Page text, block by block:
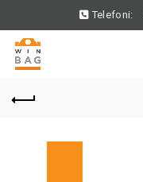
Telefoni: